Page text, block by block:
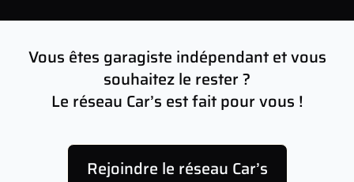
Vous êtes garagiste indépendant et vous
souhaitez le rester ?
Le réseau Car’s est fait pour vous !
Rejoindre le réseau Car’s